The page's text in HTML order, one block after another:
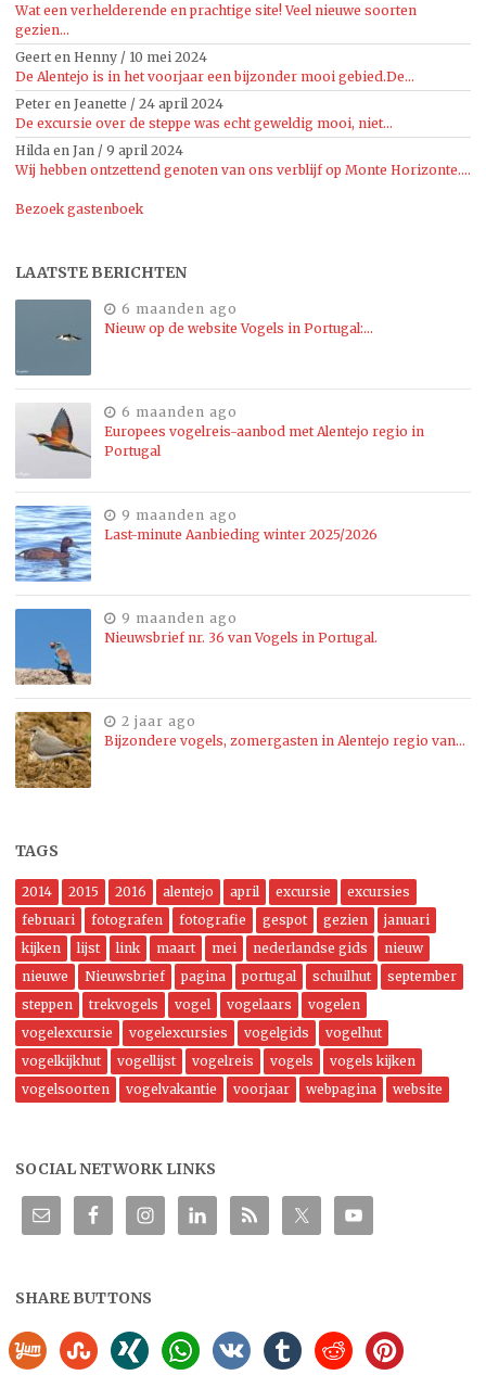
Wat een verhelderende en prachtige site! Veel nieuwe soorten
gezien...
Geert en Henny / 10 mei 2024
De Alentejo is in het voorjaar een bijzonder mooi gebied.De...
Peter en Jeanette / 24 april 2024
De excursie over de steppe was echt geweldig mooi, niet...
Hilda en Jan / 9 april 2024
Wij hebben ontzettend genoten van ons verblijf op Monte Horizonte....
Bezoek gastenboek
LAATSTE BERICHTEN
6 maanden ago
Nieuw op de website Vogels in Portugal:…
6 maanden ago
Europees vogelreis-aanbod met Alentejo regio in
Portugal
9 maanden ago
Last-minute Aanbieding winter 2025/2026
9 maanden ago
Nieuwsbrief nr. 36 van Vogels in Portugal.
2 jaar ago
Bijzondere vogels, zomergasten in Alentejo regio van…
TAGS
2014 2015 2016 alentejo april excursie
excursies
februari
fotografen fotografie gespot gezien
januari
kijken
lijst link maart mei nederlandse gids
nieuw
nieuwe
Nieuwsbrief pagina portugal schuilhut
september
steppen
trekvogels vogel vogelaars
vogelen
vogelexcursie
vogelexcursies vogelgids
vogelhut
vogelkijkhut
vogellijst vogelreis vogels
vogels kijken
vogelsoorten
vogelvakantie voorjaar webpagina website
SOCIAL NETWORK LINKS
SHARE BUTTONS